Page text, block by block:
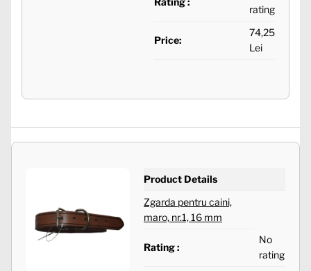
rating
Price:
74,25
Lei
Product Details
Zgarda pentru caini,
maro, nr.1, 16 mm
Rating :
No
rating